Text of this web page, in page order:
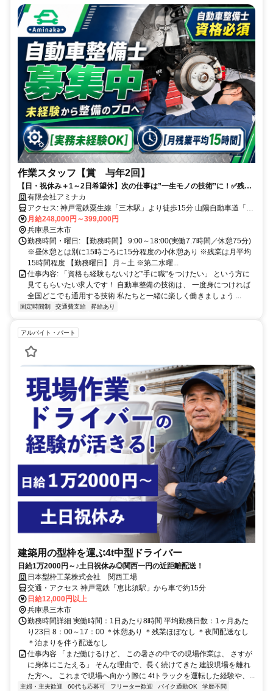
作業スタッフ【賞 与年2回】
【日・祝休み＋1～2日希望休】次の仕事は”一生モノの技術”に！✅残業
平均15h⭐賞与年2回
有限会社アミナカ
アクセス: 神戸電鉄粟生線「三木駅」より徒歩15分 山陽自動車道「三
木IC」から車で約10分 ◎車通勤可
月給248,000円～399,000円
兵庫県三木市
勤務時間・曜日: 【勤務時間】 9:00～18:00(実働7.7時間／休憩75分)
※昼休憩とは別に15時ごろに15分程度の小休憩あり ※残業は月平均
15時間程度 【勤務曜日】 月～土 ※第二水曜...
仕事内容: 「資格も経験もないけど"手に職"をつけたい」 という方に
見てもらいたい求人です！ 自動車整備の技術は、 一度身につければ
全国どこでも通用する技術 私たちと一緒に楽しく働きましょう ...
固定時間制 交通費支給 昇給あり
アルバイト・パート
建築用の型枠を運ぶ4t中型ドライバー
日給1万2000円～♪土日祝休み◎関西一円の近距離配送！
日本型枠工業株式会社 関西工場
交通・アクセス 神戸電鉄「恵比須駅」から車で約15分
日給12,000円以上
兵庫県三木市
勤務時間詳細 実働時間：1日あたり8時間 平均勤務日数：1ヶ月あた
り23日 8：00～17：00 ＊休憩あり ＊残業ほぼなし ＊夜間配送なし
＊泊まりを伴う配送なし
仕事内容 「まだ働けるけど、 この暑さの中での現場作業は、 さすが
に身体にこたえる」 そんな理由で、長く続けてきた 建設現場を離れ
た方へ。 これまで現場へ向かう際に 4tトラックを運転した経験や、...
主婦・主夫歓迎 60代も応募可 フリーター歓迎 バイク通勤OK
学歴不問